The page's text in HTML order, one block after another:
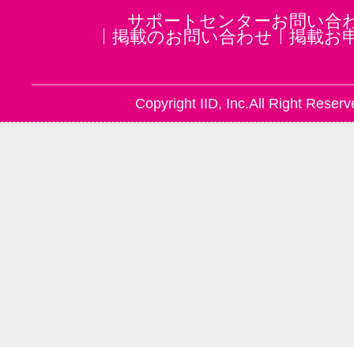
サポートセンターお問い合
掲載のお問い合わせ
掲載お
Copyright IID, Inc.All Right